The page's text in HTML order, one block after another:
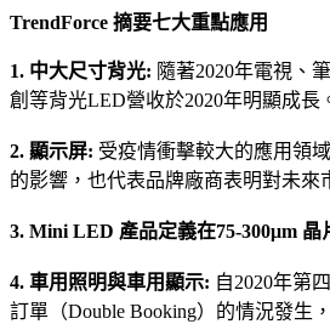
TrendForce 摘要七大重點應用
1. 中大尺寸背光: 隨著2020年電視、
創等背光LED營收於2020年明顯成長
2. 顯示屏: 受疫情衝擊較大的應用領
的影響，也代表品牌廠商表明對未來
3. Mini LED 產品定義在75-300μm 晶
4. 車用照明與車用顯示: 自2020年第
訂單（Double Booking）的情況發生